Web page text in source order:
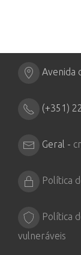
Avenida
(+351)
Geral -
Política
Política
vulneráveis